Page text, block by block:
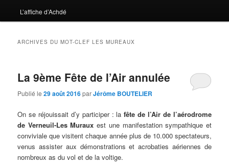
L’affiche d’Achdé
ARCHIVES DU MOT-CLEFLES MUREAUX
La 9ème Fête de l’Air annulée
Publié le29 août 2016parJérôme BOUTELIER
On se réjouissait d’y participer : lafête de l’Air de l’aérodrome
de Verneuil-Les Muraux est une manifestation sympathique et
conviviale que visitent chaque année plus de 10.000 spectateurs,
venus assister aux démonstrations et acrobaties aériennes de
nombreux as du vol et de la voltige.